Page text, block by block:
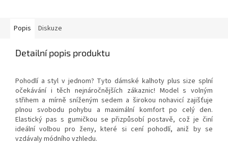
Popis Diskuze
Detailní popis produktu
Pohodlí a styl v jednom? Tyto dámské kalhoty plus size splní
očekávání i těch nejnáročnějších zákaznic! Model s volným
střihem a mírně sníženým sedem a širokou nohavicí zajišťuje
plnou svobodu pohybu a maximální komfort po celý den.
Elastický pas s gumičkou se přizpůsobí postavě, což je činí
ideální volbou pro ženy, které si cení pohodlí, aniž by se
vzdávaly módního vzhledu.